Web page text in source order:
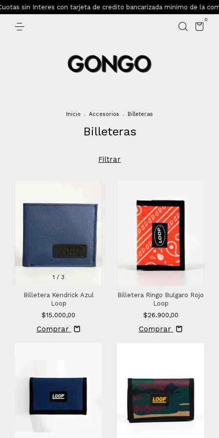
sin Interes con tarjeta de credito bancarizada minimo de la
0
Inicio . Accesorios . Billeteras
Billeteras
Filtrar
1 / 3
Billetera Kendrick Azul
Loop
$15.000,00
Comprar
Billetera Ringo Bulgaro Rojo
Loop
$26.900,00
Comprar